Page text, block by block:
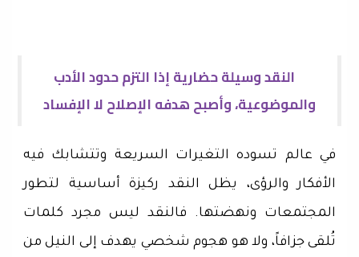
النقد وسيلة حضارية إذا التزم حدود الأدب
والموضوعية، وأصبح هدفه الإصلاح لا الإفساد
في عالم تسوده التغيرات السريعة وتتشابك فيه
الأفكار والرؤى، يظل النقد ركيزة أساسية لتطور
المجتمعات ونهضتها. فالنقد ليس مجرد كلمات
تُلقى جزافاً، ولا هو هجوم شخصي يهدف إلى النيل من